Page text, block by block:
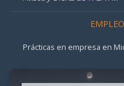
Prácticas en empresa en